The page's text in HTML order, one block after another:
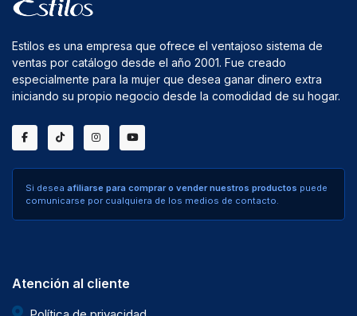
Estilos es una empresa que ofrece el ventajoso sistema de
ventas por catálogo desde el año 2001. Fue creado
especialmente para la mujer que desea ganar dinero extra
iniciando su propio negocio desde la comodidad de su hogar.
Si desea afiliarse para comprar o vender nuestros productos puede
comunicarse por cualquiera de los medios de contacto.
Atención al cliente